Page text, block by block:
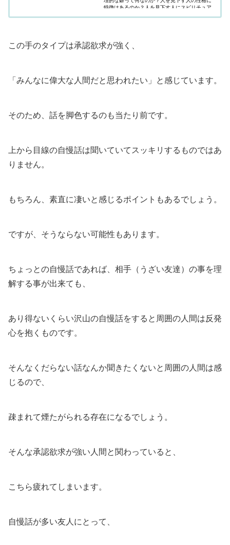
特徴はあるのか？人を見下す人にスピリチュア
この手のタイプは承認欲求が強く、
「みんなに偉大な人間だと思われたい」と感じています。
そのため、話を脚色するのも当たり前です。
上から目線の自慢話は聞いていてスッキリするものではあ
りません。
もちろん、素直に凄いと感じるポイントもあるでしょう。
ですが、そうならない可能性もあります。
ちょっとの自慢話であれば、相手（うざい友達）の事を理
解する事が出来ても、
あり得ないくらい沢山の自慢話をすると周囲の人間は反発
心を抱くものです。
そんなくだらない話なんか聞きたくないと周囲の人間は感
じるので、
疎まれて煙たがられる存在になるでしょう。
そんな承認欲求が強い人間と関わっていると、
こちら疲れてしまいます。
自慢話が多い友人にとって、